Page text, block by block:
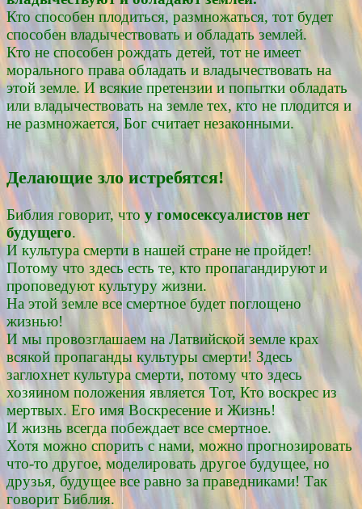
Кто способен плодиться, размножаться, тот будет
способен владычествовать и обладать землей.
Кто не способен рождать детей, тот не имеет
морального права обладать и владычествовать на
этой земле. И всякие претензии и попытки обладать
или владычествовать на земле тех, кто не плодится и
не размножается, Бог считает незаконными.
Делающие зло истребятся!
Библия говорит, что у гомосексуалистов нет
будущего.
И культура смерти в нашей стране не пройдет!
Потому что здесь есть те, кто пропагандируют и
проповедуют культуру жизни.
На этой земле все смертное будет поглощено
жизнью!
И мы провозглашаем на Латвийской земле крах
всякой пропаганды культуры смерти! Здесь
заглохнет культура смерти, потому что здесь
хозяином положения является Тот, Кто воскрес из
мертвых. Его имя Воскресение и Жизнь!
И жизнь всегда побеждает все смертное.
Хотя можно спорить с нами, можно прогнозировать
что-то другое, моделировать другое будущее, но
друзья, будущее все равно за праведниками! Так
говорит Библия.